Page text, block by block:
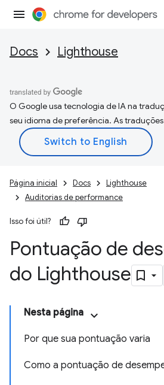
Docs Lighthouse
O Google usa tecnologia de IA na
seu idioma de preferência. As
Página inicial Docs
Lighthouse
Auditorias de performance
Isso foi útil?
Pontuação de
do Lighthouse
Nesta página
Por que sua pontuação varia
Como a pontuação de